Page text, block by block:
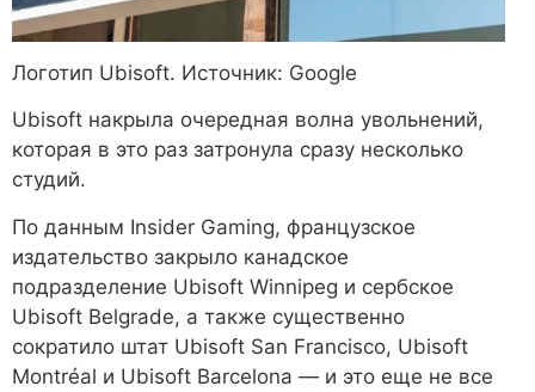
Логотип Ubisoft. Источник: Google
Ubisoft накрыла очередная волна увольнений,
которая в это раз затронула сразу несколько
студий.
По данным Insider Gaming, французское
издательство закрыло канадское
подразделение Ubisoft Winnipeg и сербское
Ubisoft Belgrade, а также существенно
сократило штат Ubisoft San Francisco, Ubisoft
Montréal и Ubisoft Barcelona — и это еще не все